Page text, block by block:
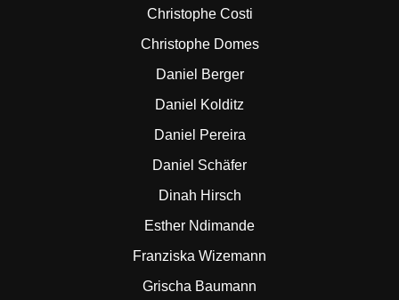
Christophe Costi
Christophe Domes
Daniel Berger
Daniel Kolditz
Daniel Pereira
Daniel Schäfer
Dinah Hirsch
Esther Ndimande
Franziska Wizemann
Grischa Baumann